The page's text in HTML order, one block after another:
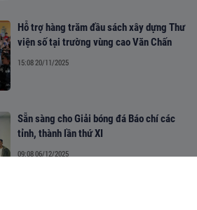
Hỗ trợ hàng trăm đầu sách xây dựng Thư
viện số tại trường vùng cao Văn Chấn
15:08 20/11/2025
Sẵn sàng cho Giải bóng đá Báo chí các
tỉnh, thành lần thứ XI
09:08 06/12/2025